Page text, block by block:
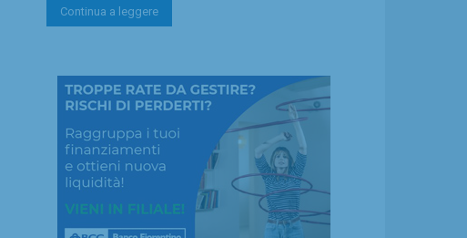
Continua a leggere